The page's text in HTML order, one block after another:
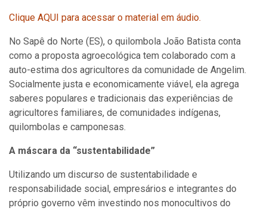
Clique AQUI para acessar o material em áudio.
No Sapê do Norte (ES), o quilombola João Batista conta
como a proposta agroecológica tem colaborado com a
auto-estima dos agricultores da comunidade de Angelim.
Socialmente justa e economicamente viável, ela agrega
saberes populares e tradicionais das experiências de
agricultores familiares, de comunidades indígenas,
quilombolas e camponesas.
A máscara da “sustentabilidade”
Utilizando um discurso de sustentabilidade e
responsabilidade social, empresários e integrantes do
próprio governo vêm investindo nos monocultivos do